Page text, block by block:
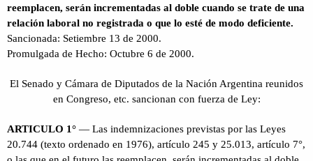
reemplacen, serán incrementadas al doble cuando se trate de una
relación laboral no registrada o que lo esté de modo deficiente.
Sancionada: Setiembre 13 de 2000.
Promulgada de Hecho: Octubre 6 de 2000.
El Senado y Cámara de Diputados de la Nación Argentina reunidos
en Congreso, etc. sancionan con fuerza de Ley:
ARTICULO 1° — Las indemnizaciones previstas por las Leyes
20.744 (texto ordenado en 1976), artículo 245 y 25.013, artículo 7°,